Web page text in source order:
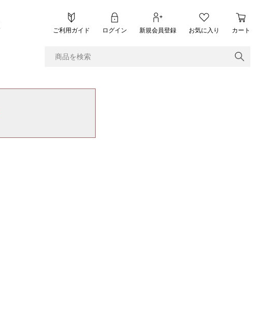
ご利用ガイド ログイン 新規会員登録 お気に入り カート